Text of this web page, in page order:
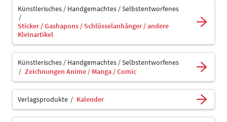
Künstlerisches / Handgemachtes / Selbstentworfenes
Sticker / Gashapons / Schlüsselanhänger / andere
Kleinartikel
Künstlerisches / Handgemachtes / Selbstentworfenes
Zeichnungen Anime / Manga / Comic
Verlagsprodukte Kalender